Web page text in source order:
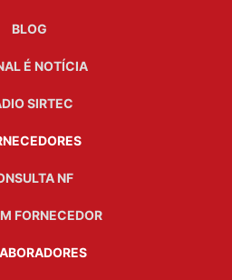
BLOG
É NOTÍCIA
SIRTEC
NF
FORNECEDOR